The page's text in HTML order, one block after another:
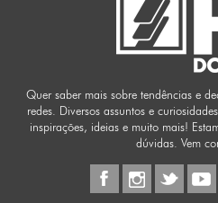
Quer saber mais sobre tendências e
redes. Diversos assuntos e
inspirações, ideias e muito mais!
dúvidas. Vem